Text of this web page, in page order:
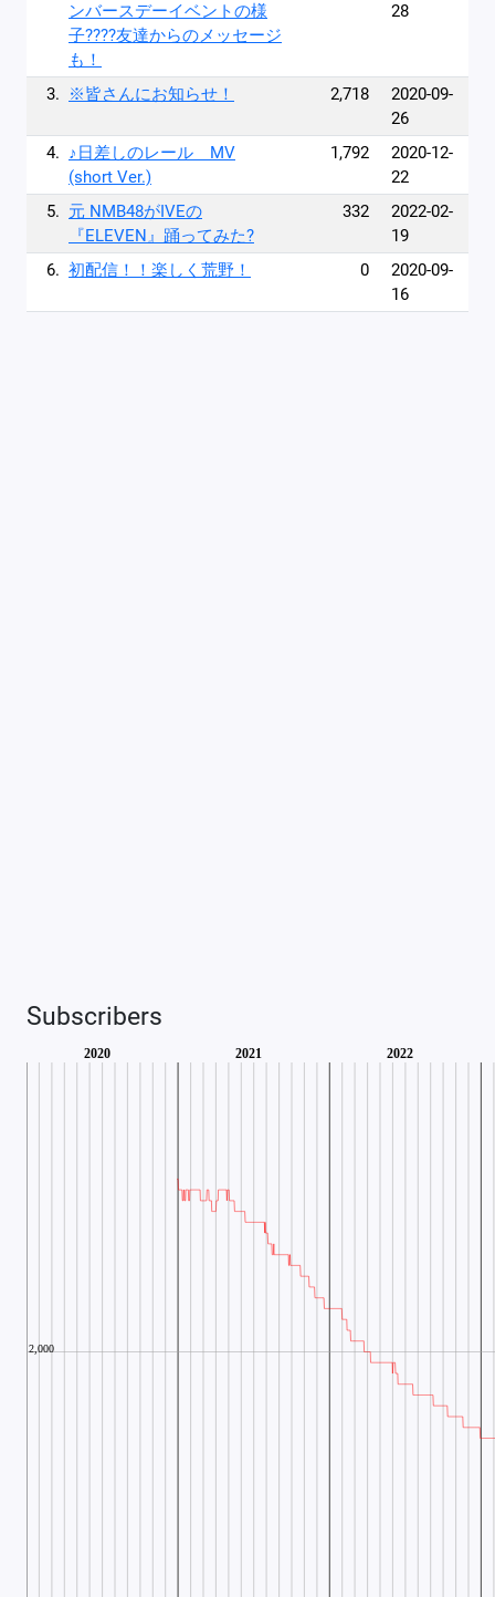
ンバースデーイベントの様
子????友達からのメッセージ
も！
28
3. ※皆さんにお知らせ！ 2,718
2020-09-
26
4. ♪日差しのレール MV
(short Ver.)
1,792
2020-12-
22
5. 元 NMB48がIVEの
『ELEVEN』踊ってみた?
332
2022-02-
19
6. 初配信！！楽しく荒野！ 0
2020-09-
16
Subscribers